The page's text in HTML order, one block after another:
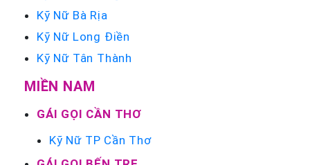
Kỹ Nữ Bà Rịa
Kỹ Nữ Long Điền
Kỹ Nữ Tân Thành
MIỀN NAM
GÁI GỌI CẦN THƠ
Kỹ Nữ TP Cần Thơ